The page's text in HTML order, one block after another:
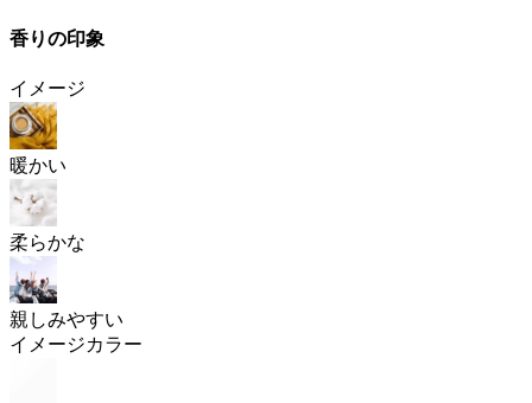
香りの印象
イメージ
暖かい
柔らかな
親しみやすい
イメージカラー